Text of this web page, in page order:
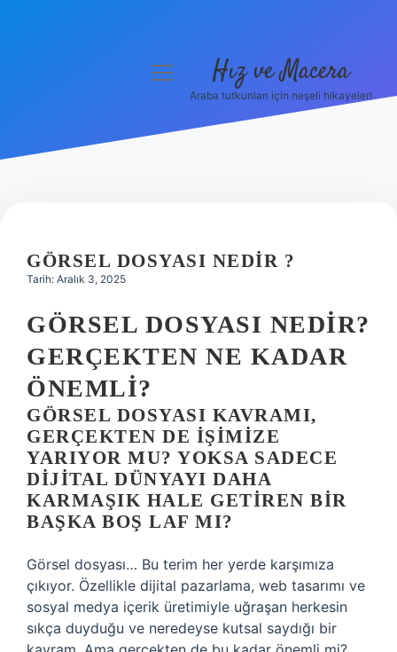
Hakkımızda
menüyü
Hız ve Macera
Araba tutkunları için neşeli hikayeler!
GÖRSEL DOSYASI NEDIR ?
Tarih: Aralık 3, 2025
GÖRSEL DOSYASI NEDIR?
GERÇEKTEN NE KADAR
ÖNEMLI?
GÖRSEL DOSYASI KAVRAMI,
GERÇEKTEN DE IŞIMIZE
YARIYOR MU? YOKSA SADECE
DIJITAL DÜNYAYI DAHA
KARMAŞIK HALE GETIREN BIR
BAŞKA BOŞ LAF MI?
Görsel dosyası… Bu terim her yerde karşımıza
çıkıyor. Özellikle dijital pazarlama, web tasarımı ve
sosyal medya içerik üretimiyle uğraşan herkesin
sıkça duyduğu ve neredeyse kutsal saydığı bir